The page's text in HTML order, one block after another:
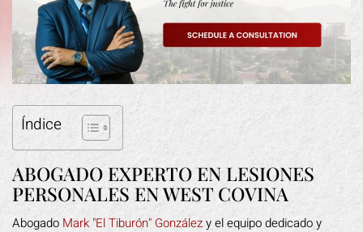
Índice
ABOGADO EXPERTO EN LESIONES
PERSONALES EN WEST COVINA
Abogado Mark "El Tiburón" Gonzálezy el equipo dedicado y